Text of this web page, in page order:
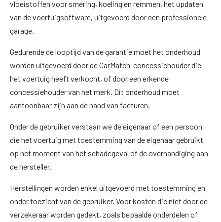
vloeistoffen voor smering, koeling en remmen, het updaten
van de voertuigsoftware, uitgevoerd door een professionele
garage.
Gedurende de looptijd van de garantie moet het onderhoud
worden uitgevoerd door de CarMatch-concessiehouder die
het voertuig heeft verkocht, of door een erkende
concessiehouder van het merk. Dit onderhoud moet
aantoonbaar zijn aan de hand van facturen.
Onder de gebruiker verstaan we de eigenaar of een persoon
die het voertuig met toestemming van de eigenaar gebruikt
op het moment van het schadegeval of de overhandiging aan
de hersteller.
Herstellingen worden enkel uitgevoerd met toestemming en
onder toezicht van de gebruiker. Voor kosten die niet door de
verzekeraar worden gedekt, zoals bepaalde onderdelen of